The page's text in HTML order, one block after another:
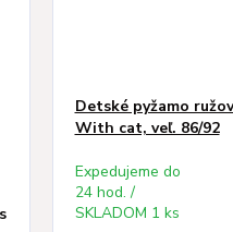
Detské pyžamo
With cat, veľ. 86/92
Expedujeme do
24 hod. /
SKLADOM 1 ks